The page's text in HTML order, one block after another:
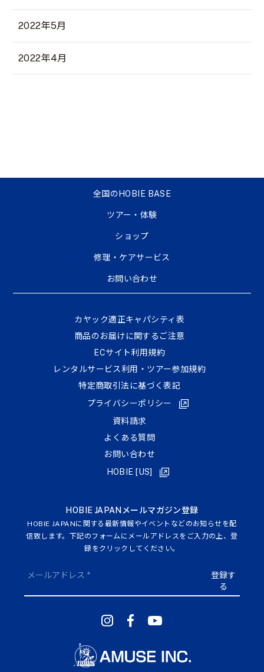
2022年5月
2022年4月
全国のHOBIE BASE
ツアー・体験
ショップ
修理・ケアサービス
お問い合わせ
HOBIE JAPANメールマガジン登録
HOBIE JAPANに関する最新情報やイベントなどのお知らせを配
信致します。下記のフォームにメールアドレスをご入力の上、登
録をクリックしてください。
カヤック適正キャパシティ表
商品のお届けに関するご注意
ECサイト利⽤規約
レンタルサービス利用・ツアー参加規約
特定商取引法に基づく表記
プライバシーポリシー
資料請求
よくある質問
お問い合わせ
HOBIE [US]